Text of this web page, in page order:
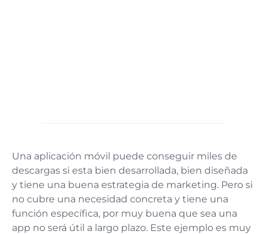
Una aplicación móvil puede conseguir miles de
descargas si esta bien desarrollada, bien diseñada
y tiene una buena estrategia de marketing. Pero si
no cubre una necesidad concreta y tiene una
función específica, por muy buena que sea una
app no será útil a largo plazo. Este ejemplo es muy